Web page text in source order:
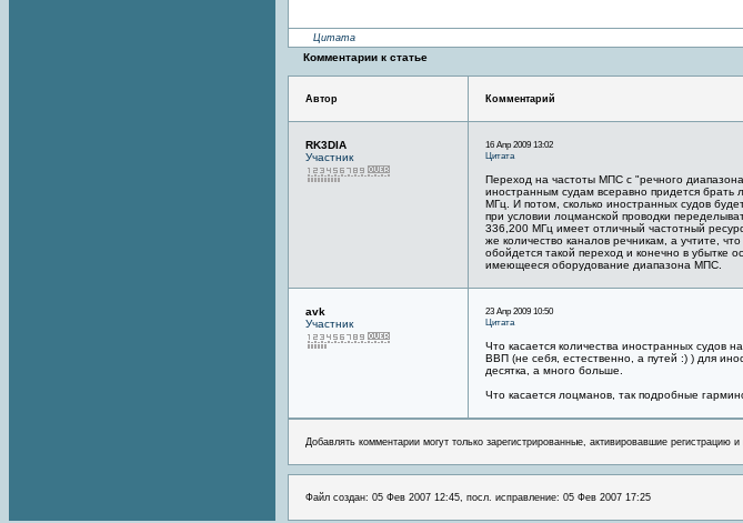
Цитата
Комментарии к статье
Автор Комментарий
RK3DIA
Участник
16 Апр 2009 13:02
Цитата
Переход на частоты МПС с "речного
иностранным судам всеравно придется
МГц. И потом, сколько иностранных судов
при условии лоцманской проводки
336,200 МГц имеет отличный частотный
же количество каналов речникам, а учтите,
обойдется такой переход и конечно в убытке
имеющееся оборудование диапазона МПС.
avk
Участник
23 Апр 2009 10:50
Цитата
Что касается количества иностранных
ВВП (не себя, естественно, а путей :) ) для
десятка, а много больше.
Что касается лоцманов, так подробные
Добавлять комментарии могут только зарегистрированные, активировавшие регистрацию
Файл создан: 05 Фев 2007 12:45, посл. исправление: 05 Фев 2007 17:25